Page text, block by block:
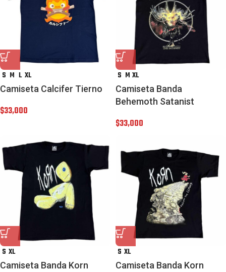
S M L XL
Camiseta Calcifer Tierno
$33,000
S M XL
Camiseta Banda
Behemoth Satanist
$33,000
S XL
Camiseta Banda Korn
S XL
Camiseta Banda Korn